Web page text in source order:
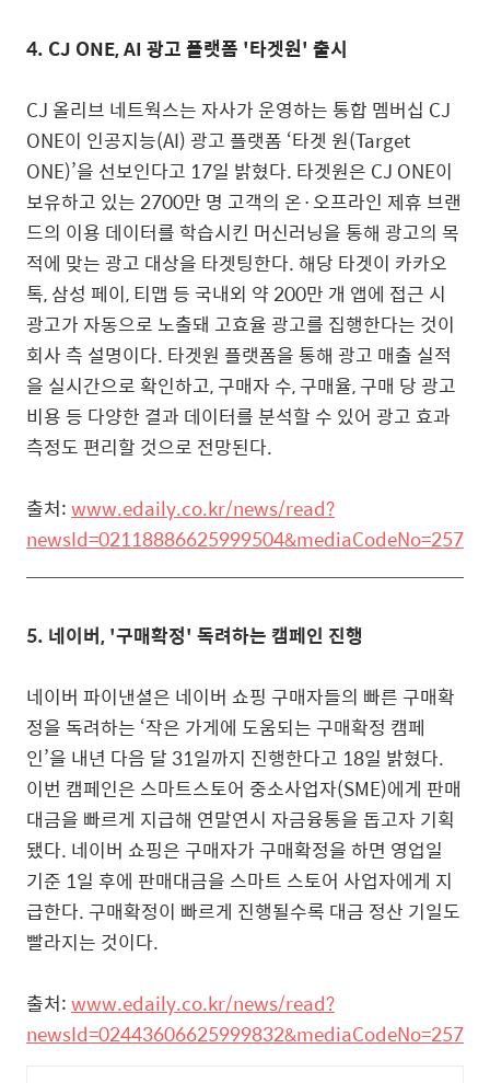
4. CJ ONE, AI 광고 플랫폼 '타겟원' 출시
CJ 올리브 네트웍스는 자사가 운영하는 통합 멤버십 CJ
ONE이 인공지능(AI) 광고 플랫폼 ‘타겟 원(Target
ONE)’을 선보인다고 17일 밝혔다. 타겟원은 CJ ONE이
보유하고 있는 2700만 명 고객의 온·오프라인 제휴 브랜
드의 이용 데이터를 학습시킨 머신러닝을 통해 광고의 목
적에 맞는 광고 대상을 타겟팅한다. 해당 타겟이 카카오
톡, 삼성 페이, 티맵 등 국내외 약 200만 개 앱에 접근 시
광고가 자동으로 노출돼 고효율 광고를 집행한다는 것이
회사 측 설명이다. 타겟원 플랫폼을 통해 광고 매출 실적
을 실시간으로 확인하고, 구매자 수, 구매율, 구매 당 광고
비용 등 다양한 결과 데이터를 분석할 수 있어 광고 효과
측정도 편리할 것으로 전망된다.
출처:www.edaily.co.kr/news/read?
newsId=02118886625999504&mediaCodeNo=257
5. 네이버, '구매확정' 독려하는 캠페인 진행
네이버 파이낸셜은 네이버 쇼핑 구매자들의 빠른 구매확
정을 독려하는 ‘작은 가게에 도움되는 구매확정 캠페
인’을 내년 다음 달 31일까지 진행한다고 18일 밝혔다.
이번 캠페인은 스마트스토어 중소사업자(SME)에게 판매
대금을 빠르게 지급해 연말연시 자금융통을 돕고자 기획
됐다. 네이버 쇼핑은 구매자가 구매확정을 하면 영업일
기준 1일 후에 판매대금을 스마트 스토어 사업자에게 지
급한다. 구매확정이 빠르게 진행될수록 대금 정산 기일도
빨라지는 것이다.
출처:www.edaily.co.kr/news/read?
newsId=02443606625999832&mediaCodeNo=257